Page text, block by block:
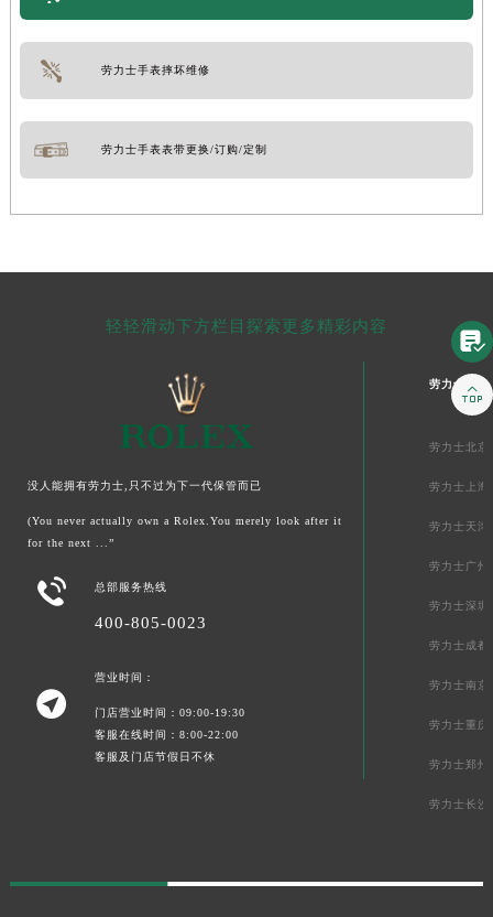
劳力士手表摔坏维修
劳力士手表表带更换/订购/定制
轻轻滑动下方栏目探索更多精彩内容
没人能拥有劳力士,只不过为下一代保管而已
(You never actually own a Rolex.You merely look after it
for the next ...”
 总部服务热线
400-805-0023

营业时间：
门店营业时间：09:00-19:30
客服在线时间：8:00-22:00
客服及门店节假日不休
劳力士中国
劳力士北京
劳力士上海
劳力士天津
劳力士广州
劳力士深圳
劳力士成都
劳力士南京
劳力士重庆
劳力士郑州
劳力士长沙

